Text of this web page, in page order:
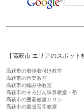
【高萩市 エリアのスポット
高萩市の着物着付け教室
高萩市の音楽教室
高萩市の編み物教室
高萩市のそろばん珠算教室・塾
高萩市の囲碁教室サロン
高萩市の書道習字教室